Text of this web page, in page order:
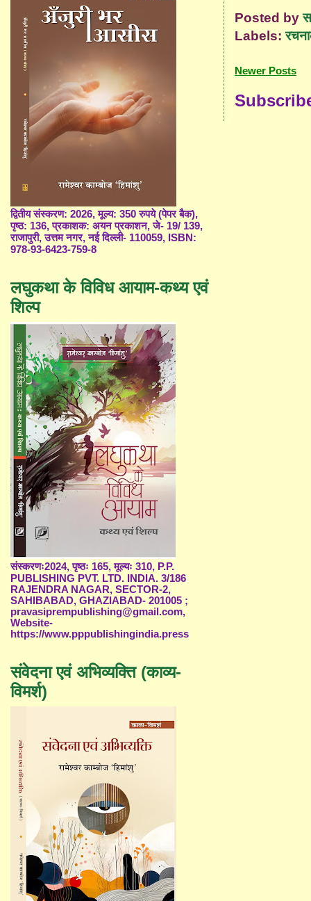
Posted by
Labels:
Newer Posts
द्वितीय संस्करण: 2026, मूल्य: 350 रुपये (पेपर बैक),
पृष्ठ: 136, प्रकाशक: अयन प्रकाशन, जे- 19/ 139,
राजापुरी, उत्तम नगर, नई दिल्ली- 110059, ISBN:
978-93-6423-759-8
लघुकथा के विविध आयाम-कथ्य एवं
शिल्प
संस्करणः2024, पृष्ठः 165, मूल्यः 310, P.P.
PUBLISHING PVT. LTD. INDIA. 3/186
RAJENDRA NAGAR, SECTOR-2,
SAHIBABAD, GHAZIABAD- 201005 ;
pravasiprempublishing@gmail.com,
Website-
https://www.pppublishingindia.press
संवेदना एवं अभिव्यक्ति (काव्य-
विमर्श)